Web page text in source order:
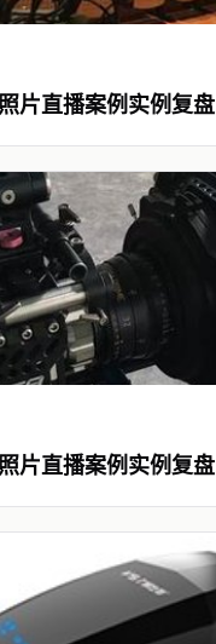
片直播案例实例复盘
片直播案例实例复盘